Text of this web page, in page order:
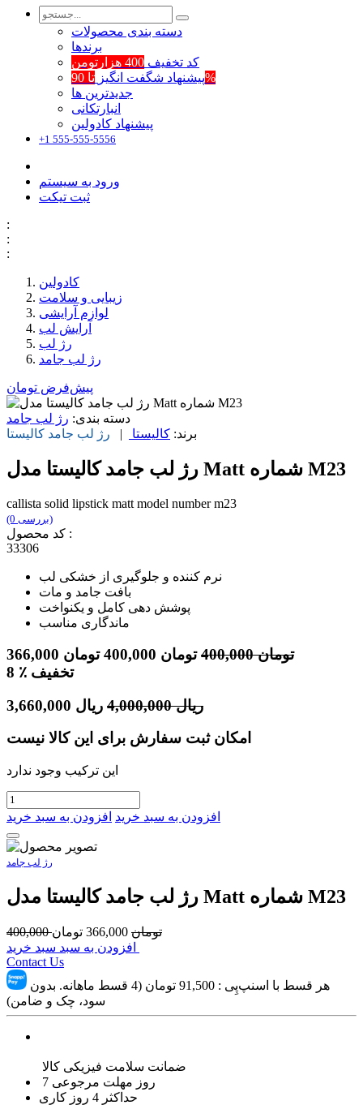
دسته بندی محصولات
برند‌ها
کد تخفیف 400 هزارتومن
پیشنهاد شگفت انگیزتا 90%
جدیدترین ها
انبارتکانی
پیشنهاد کادولین
+1 555-555-5556
ورود به سیستم
ثبت تیکت
:
:
:
کادولین
زیبایی و سلامت
لوازم آرایشی
آرایش لب
رژ لب
رژ لب جامد
پیش‌فرض تومان
دسته بندی: رژ لب جامد
برند: کالیستا | رژ لب جامد کالیستا
رژ لب جامد کالیستا مدل Matt شماره M23
callista solid lipstick matt model number m23
(0 بررسی)
کد محصول :
33306
نرم کننده و جلوگیری از خشکی لب
بافت جامد و مات
پوشش دهی کامل و یکنواخت
ماندگاری مناسب
366,000 تومان 400,000تومان 400,000 تومان
8
٪ تخفیف
3,660,000 ریال 4,000,000 ریال
امکان ثبت سفارش برای این کالا نیست
این ترکیب وجود ندارد
افزودن به سبد خرید افزودن به سبد خرید
رژ لب جامد
رژ لب جامد کالیستا مدل Matt شماره M23
400,000 تومان 366,000 تومان
Contact Us
هر قسط با اسنپ‌پِی : 91,500
تومان (4 قسط ماهانه. بدون
سود، چک و ضامن)
ضمانت سلامت فیزیکی کالا
7 روز مهلت مرجوعی
حداکثر 4 روز کاری